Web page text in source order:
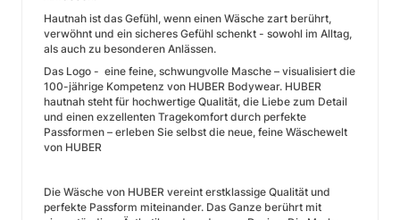
Hautnah ist das Gefühl, wenn einen Wäsche zart berührt,
verwöhnt und ein sicheres Gefühl schenkt - sowohl im Alltag,
als auch zu besonderen Anlässen.
Das Logo - eine feine, schwungvolle Masche – visualisiert die
100-jährige Kompetenz von HUBER Bodywear. HUBER
hautnah steht für hochwertige Qualität, die Liebe zum Detail
und einen exzellenten Tragekomfort durch perfekte
Passformen – erleben Sie selbst die neue, feine Wäschewelt
von HUBER
Die Wäsche von HUBER vereint erstklassige Qualität und
perfekte Passform miteinander. Das Ganze berührt mit